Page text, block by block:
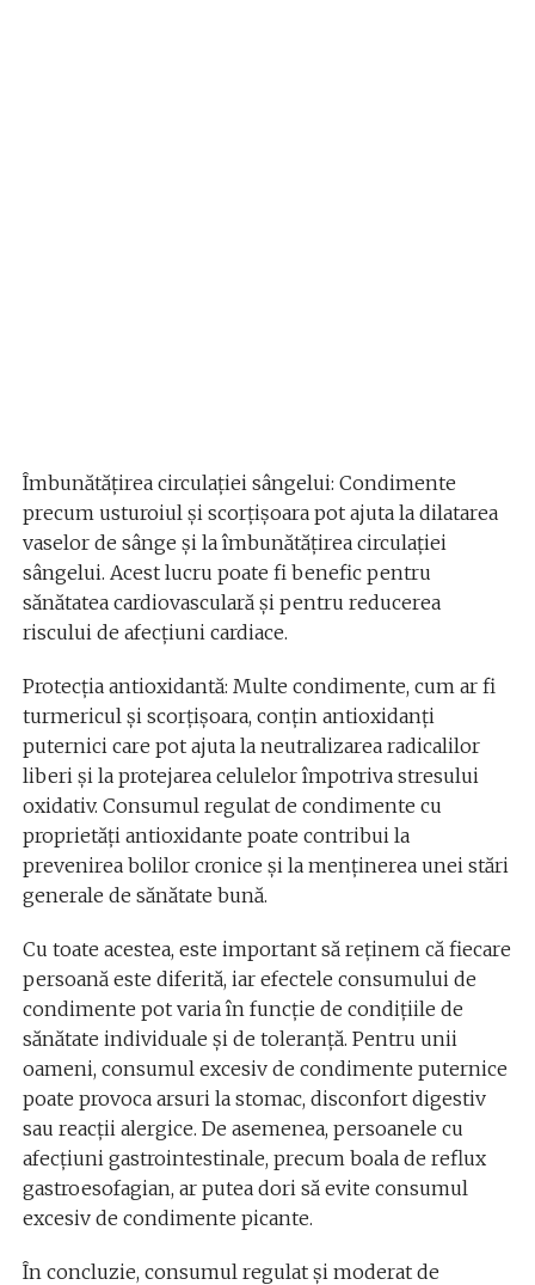
Îmbunătățirea circulației sângelui: Condimente
precum usturoiul și scorțișoara pot ajuta la dilatarea
vaselor de sânge și la îmbunătățirea circulației
sângelui. Acest lucru poate fi benefic pentru
sănătatea cardiovasculară și pentru reducerea
riscului de afecțiuni cardiace.
Protecția antioxidantă: Multe condimente, cum ar fi
turmericul și scorțișoara, conțin antioxidanți
puternici care pot ajuta la neutralizarea radicalilor
liberi și la protejarea celulelor împotriva stresului
oxidativ. Consumul regulat de condimente cu
proprietăți antioxidante poate contribui la
prevenirea bolilor cronice și la menținerea unei stări
generale de sănătate bună.
Cu toate acestea, este important să reținem că fiecare
persoană este diferită, iar efectele consumului de
condimente pot varia în funcție de condițiile de
sănătate individuale și de toleranță. Pentru unii
oameni, consumul excesiv de condimente puternice
poate provoca arsuri la stomac, disconfort digestiv
sau reacții alergice. De asemenea, persoanele cu
afecțiuni gastrointestinale, precum boala de reflux
gastroesofagian, ar putea dori să evite consumul
excesiv de condimente picante.
În concluzie, consumul regulat și moderat de